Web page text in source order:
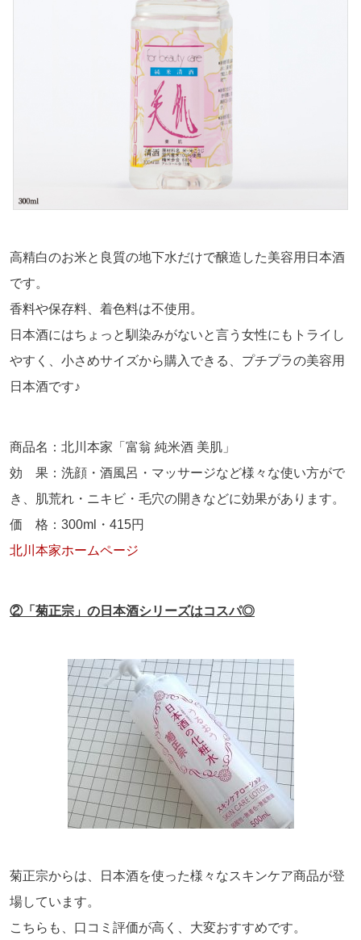
高精白のお米と良質の地下水だけで醸造した美容用日本酒
です。
香料や保存料、着色料は不使用。
日本酒にはちょっと馴染みがないと言う女性にもトライし
やすく、小さめサイズから購入できる、プチプラの美容用
日本酒です♪
商品名：北川本家「富翁 純米酒 美肌」
効 果：洗顔・酒風呂・マッサージなど様々な使い方がで
き、肌荒れ・ニキビ・毛穴の開きなどに効果があります。
価 格： 300ml ・ 415円
北川本家ホームページ
②「菊正宗」の日本酒シリーズはコスパ◎
菊正宗からは、日本酒を使った様々なスキンケア商品が登
場しています。
こちらも、口コミ評価が高く、大変おすすめです。